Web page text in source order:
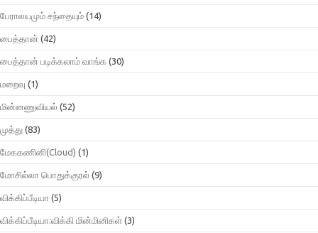
பேராலயமும் சந்தையும் (14)
பைத்தான் (42)
பைத்தான் படிக்கலாம் வாங்க (30)
மறைவு (1)
மின்னணுவியல் (52)
முத்து (83)
மேககணினி(Cloud) (1)
மோசில்லா பொதுக்குரல் (9)
விக்கிப்பீடியா (5)
விக்கிப்பீடியா:விக்கி மின்மினிகள் (3)